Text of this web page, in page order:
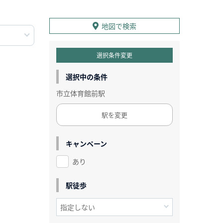
地図で検索
選択条件変更
選択中の条件
市立体育館前駅
駅を変更
キャンペーン
あり
駅徒歩